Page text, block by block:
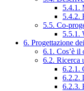
5.4.1.
5.4.2.
5.5. Co-
5.5.1.
6. Progettazione
6.1. Cos’è il
6.2. Ricerca
6.2.1.
6.2.2.
6.2.3.